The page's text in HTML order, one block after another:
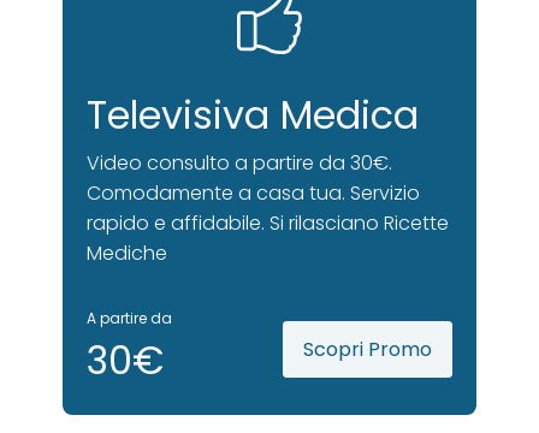
Televisiva Medica
Video consulto a partire da 30€.
Comodamente a casa tua. Servizio
rapido e affidabile. Si rilasciano Ricette
Mediche
A partire da
30€ Scopri Promo